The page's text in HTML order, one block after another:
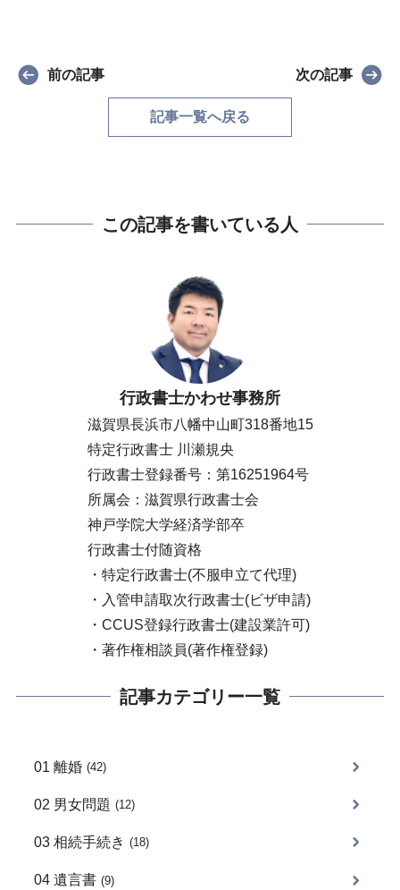
前の記事
記事一覧へ戻る
次の記事
この記事を書いている人
行政書士かわせ事務所
滋賀県長浜市八幡中山町318番地15
特定行政書士 川瀬規央
行政書士登録番号：第16251964号
所属会：滋賀県行政書士会
神戸学院大学経済学部卒
行政書士付随資格
・特定行政書士(不服申立て代理)
・入管申請取次行政書士(ビザ申請)
・CCUS登録行政書士(建設業許可)
・著作権相談員(著作権登録)
記事カテゴリー一覧
01 離婚 (42)
02 男女問題 (12)
03 相続手続き (18)
04 遺言書 (9)